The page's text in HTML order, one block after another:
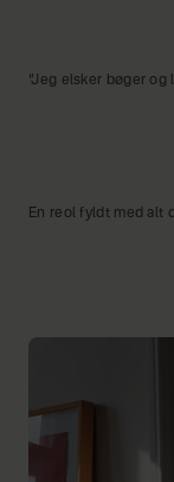
“Jeg elsker bøger
En reol fyldt med alt